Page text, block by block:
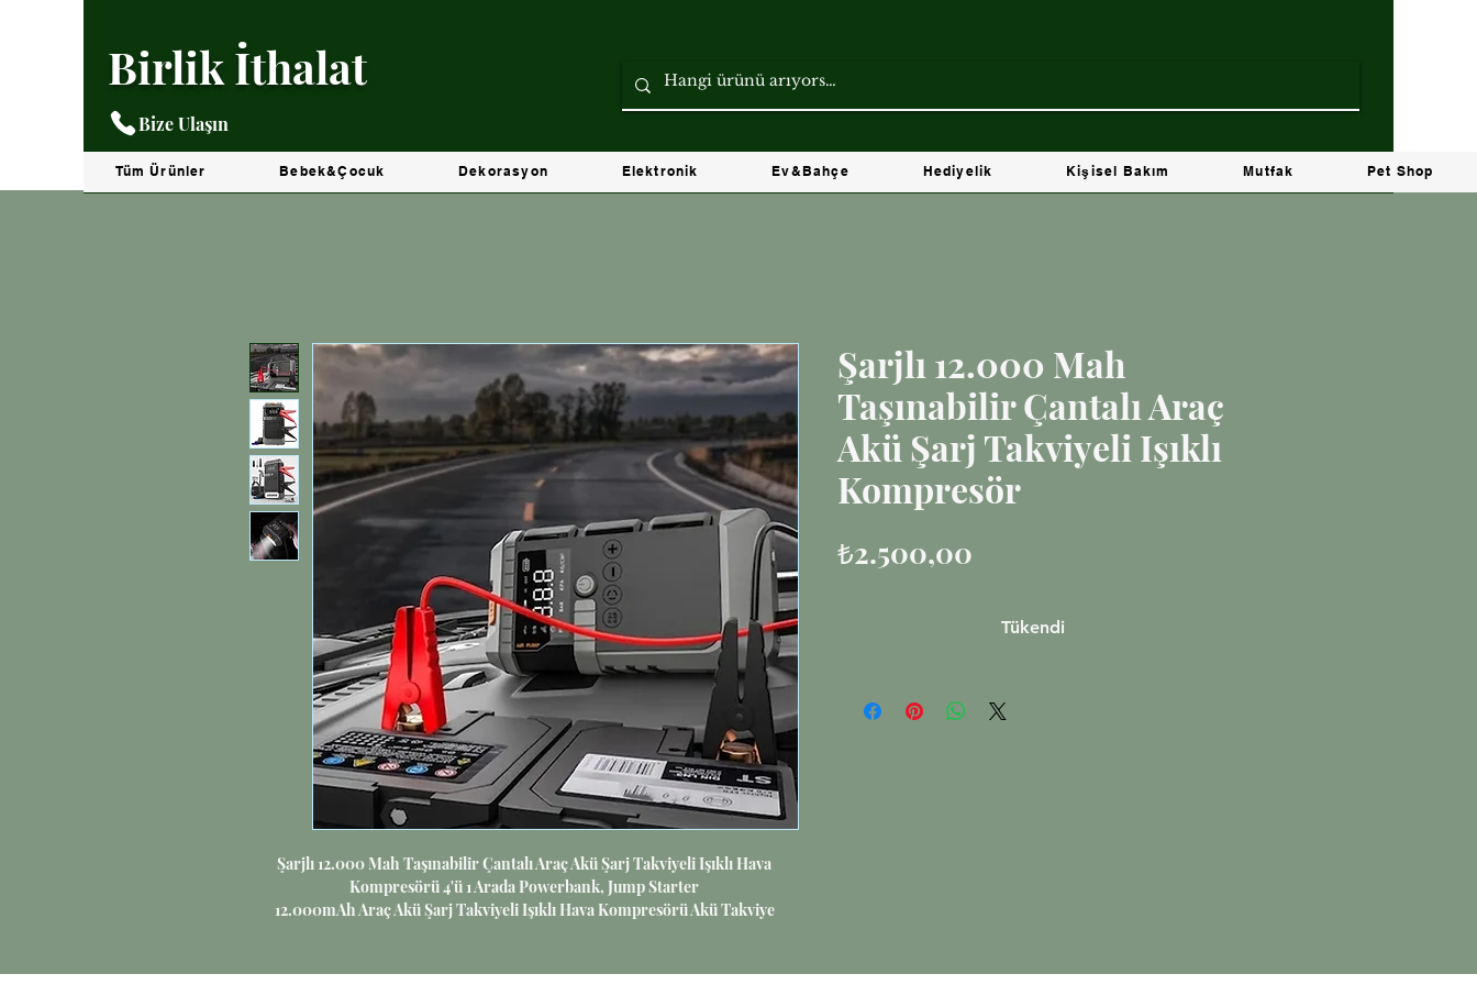
Birlik İthalat
Bize Ulaşın
Tüm Ürünler Bebek&Çocuk Dekorasyon Elektronik Ev&Bahçe Hediyelik Kişisel Bakım Mutfak Pet Shop
Şarjlı 12.000 Mah Taşınabilir Çantalı Araç Akü Şarj Takviyeli Işıklı Hava
Kompresörü 4'ü 1 Arada Powerbank, Jump Starter
12.000mAh Araç Akü Şarj Takviyeli Işıklı Hava Kompresörü Akü Takviye
sürücüler ve outdoor tutkunları için tasarlanmış, çok fonksiyonlu bir
Şarjlı 12.000 Mah
Taşınabilir Çantalı Araç
Akü Şarj Takviyeli Işıklı
Kompresör
₺2.500,00
Tükendi